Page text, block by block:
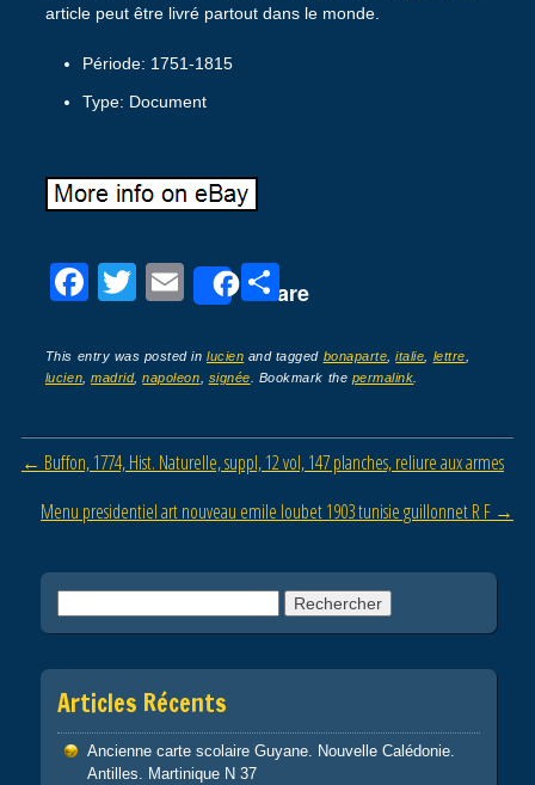
article peut être livré partout dans le monde.
Période: 1751-1815
Type: Document
F
c
e
b
o
o
T
tt
er
E
ail
Share
P
ta
g
er
This entry was posted inlucien and tagged bonaparte ,italie lettre
lucien ,madrid,napoleon signée . Bookmark the permalink
Post navigation
← Buffon, 1774, Hist. Naturelle, suppl, 12 vol, 147 planches, reliure aux armes
Menu presidentiel art nouveau emile loubet 1903 tunisie guillonnet R F →
Articles Récents
Ancienne carte scolaire Guyane. Nouvelle Calédonie.
Antilles. Martinique N 37